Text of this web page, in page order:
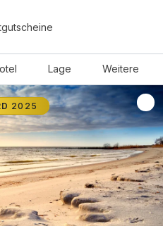
Lage Weitere
2025